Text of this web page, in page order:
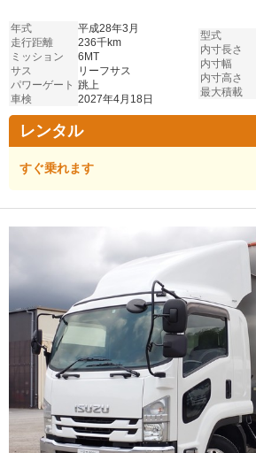
年式
平成28年3月
走行距離
236千km
ミッション
6MT
サス
リーフサス
パワーゲート 跳上
車検
2027年4月18日
型式
内寸長さ
内寸幅
内寸高さ
最大積載
レンタル
すぐ乗れます